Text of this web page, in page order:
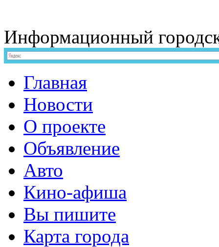
Информационный
Главная
Новости
О проекте
Объявление
Авто
Кино-афиша
Вы пишите
Карта города